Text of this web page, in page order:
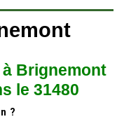
Brignemont
le 31480
?